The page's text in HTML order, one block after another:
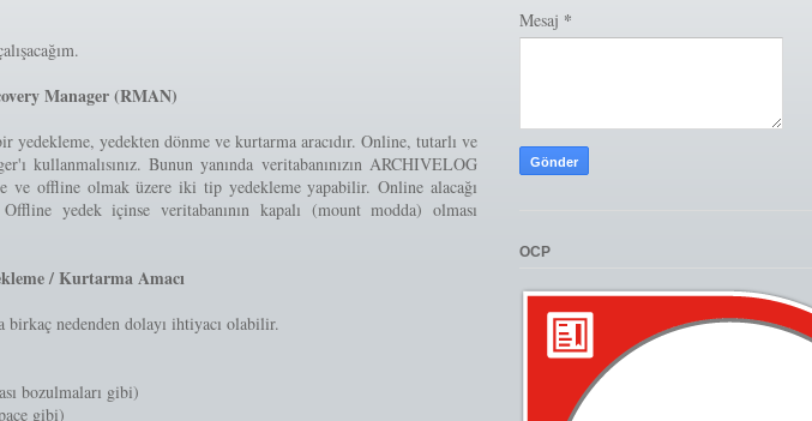
Manager (RMAN)
yedekleme, yedekten dönme ve kurtarma aracıdır. Online, tutarlı ve
kullanmalısınız. Bunun yanında veritabanınızın ARCHIVELOG
ve offline olmak üzere iki tip yedekleme yapabilir. Online alacağı
yedek içinse veritabanının kapalı (mount modda) olması
/ Kurtarma Amacı
birkaç nedenden dolayı ihtiyacı olabilir.
bozulmaları gibi)
gibi)
Mesaj *
OCP